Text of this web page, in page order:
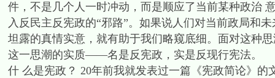
件，不是几个人一时冲动，而是顺应了当前某种政治
入反民主反宪政的“邪路”。如果说人们对当前政局和
坦露的真情实意，就有助于我们略窥底细。面对这种
这一思潮的实质——名是反宪政，实是反现行宪法。
什 么是宪政？ 20年前我就发表过一篇《宪政简论》